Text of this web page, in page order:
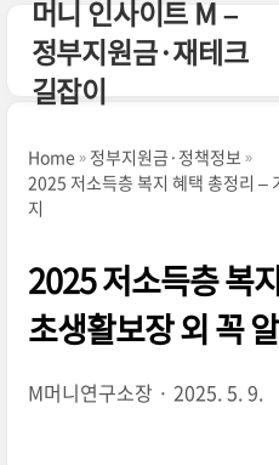
본문 바로가기
머니 인사이트 M –
정부지원금·재테크
길잡이
Home
정부지원금·정책정보
2025 저소득층 복지 혜택 총정리 –
지
2025 저소득층 복
초생활보장 외 꼭
M머니연구소장 2025. 5. 9.